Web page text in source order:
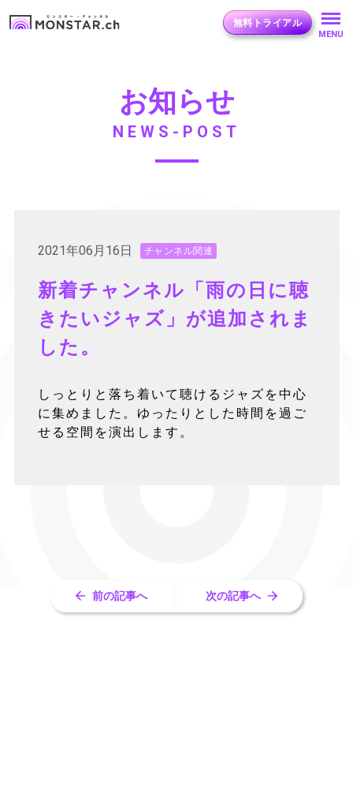
無料トライアル
MENU
お知らせ
NEWS-POST
2021年06月16日 チャンネル関連
新着チャンネル「雨の日に聴
きたいジャズ」が追加されま
した。
しっとりと落ち着いて聴けるジャズを中心
に集めました。ゆったりとした時間を過ご
せる空間を演出します。
前の記事へ 次の記事へ